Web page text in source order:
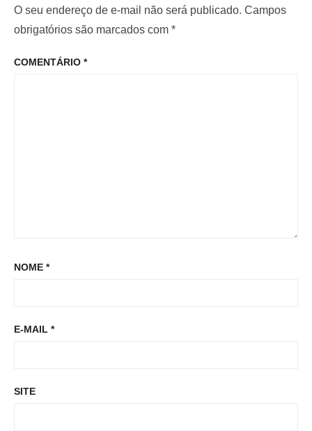
e
P
o
i
o
:
m
o
o
O seu endereço de e-mail não será publicado. Campos
obrigatórios são marcados com *
COMENTÁRIO *
NOME *
E-MAIL *
SITE